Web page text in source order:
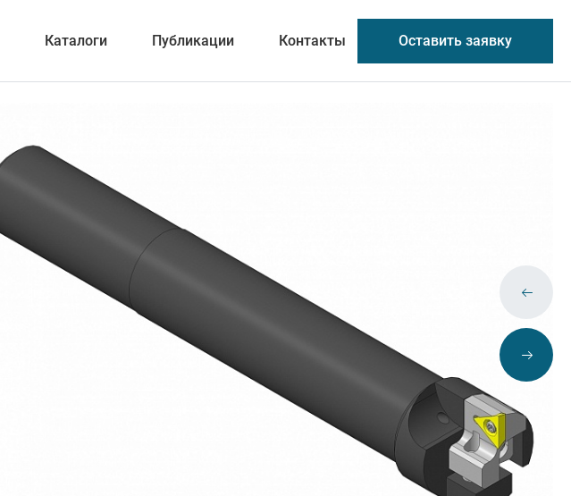
Каталоги Публикации Контакты Оставить заявку